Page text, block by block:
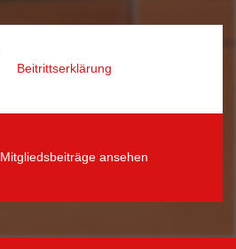
Beitrittserklärung
Mitgliedsbeiträge ansehen